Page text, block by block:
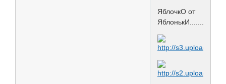
ЯблочкО от
ЯблонькИ...........